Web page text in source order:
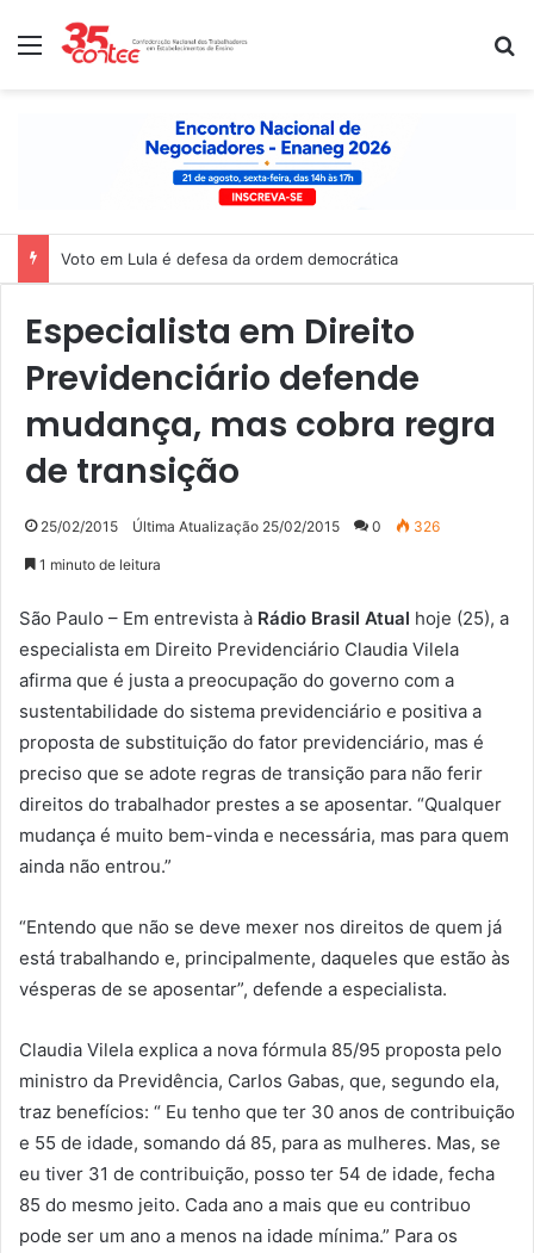
Menu
Voto em Lula é defesa da ordem democrática
Especialista em Direito
Previdenciário defende
mudança, mas cobra regra
de transição
25/02/2015 Última Atualização 25/02/2015 0 326
1 minuto de leitura
São Paulo – Em entrevista à Rádio Brasil Atual hoje (25), a
especialista em Direito Previdenciário Claudia Vilela
afirma que é justa a preocupação do governo com a
sustentabilidade do sistema previdenciário e positiva a
proposta de substituição do fator previdenciário, mas é
preciso que se adote regras de transição para não ferir
direitos do trabalhador prestes a se aposentar. “Qualquer
mudança é muito bem-vinda e necessária, mas para quem
ainda não entrou.”
“Entendo que não se deve mexer nos direitos de quem já
está trabalhando e, principalmente, daqueles que estão às
vésperas de se aposentar”, defende a especialista.
Claudia Vilela explica a nova fórmula 85/95 proposta pelo
ministro da Previdência, Carlos Gabas, que, segundo ela,
traz benefícios: “ Eu tenho que ter 30 anos de contribuição
e 55 de idade, somando dá 85, para as mulheres. Mas, se
eu tiver 31 de contribuição, posso ter 54 de idade, fecha
85 do mesmo jeito. Cada ano a mais que eu contribuo
pode ser um ano a menos na idade mínima.” Para os